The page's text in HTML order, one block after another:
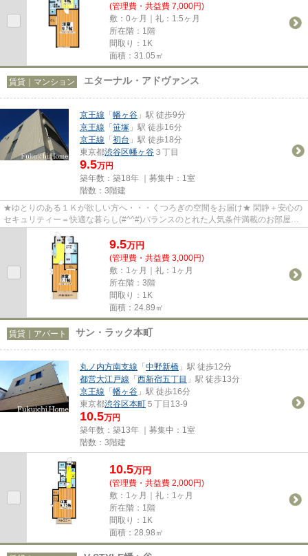
(管理費・共益費 7,000円)
敷：0ヶ月｜礼：1.5ヶ月
所在階：1階
間取り：1K
面積：31.05㎡
賃貸｜マンション エターナル・アドヴァンス
京王線 「幡ヶ谷 」駅 徒歩9分
京王線 「笹塚 」駅 徒歩16分
京王線 「初台 」駅 徒歩18分
東京都渋谷区幡ヶ谷 ３丁目
9.5万円
築年数：築18年 ｜募集中： 1室
階数：3階建
★ゆとりのある１Ｋが欲しい方へ・・・くつろぎの空間をお届け★ 閑静＋安心の
セキュリティー＝快適な暮らし(#^^#)バランスのとれた人気条件満載のお部屋で
す★賑わい見せる幡ヶ谷6号商店...
9.5万円
(管理費・共益費 3,000円)
敷：1ヶ月｜礼：1ヶ月
所在階：3階
間取り：1K
面積：24.89㎡
賃貸｜アパート サン・ラック本町
丸ノ内方南支線 「中野新橋 」駅 徒歩12分
都営大江戸線 「西新宿五丁目 」駅 徒歩13分
京王線 「幡ヶ谷 」駅 徒歩16分
東京都渋谷区本町 ５丁目13-9
10.5万円
築年数：築13年 ｜募集中： 1室
階数：3階建
10.5万円
(管理費・共益費 2,000円)
敷：1ヶ月｜礼：1ヶ月
所在階：1階
間取り：1K
面積：28.98㎡